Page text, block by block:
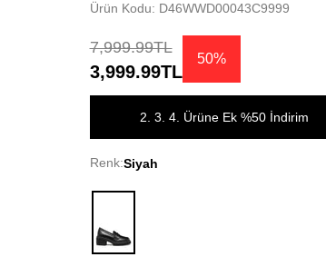
Ürün Kodu: D46WWD00043C9999
7,999.99TL
3,999.99TL
50%
2. 3. 4. Ürüne Ek %50 İndirim
Renk:Siyah
Siyah